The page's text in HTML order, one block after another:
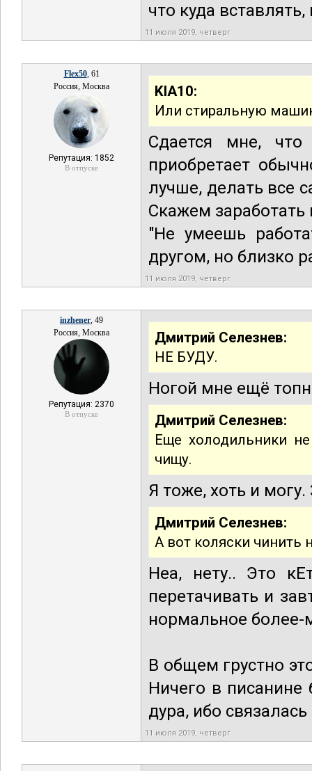
что куда
11 июля 2019, четверг
Flex50, 61
Россия, Москва
Репутация: 1852
В отпуске
KIA10:
Или стиральную
Сдается мне,
приобретает
лучше, делать все
Скажем заработать
"Не умеешь
другом, но близко
11 июля 2019, четверг
inzhener, 49
Россия, Москва
Репутация: 2370
В отпуске
Дмитрий Селезнев:
НЕ БУДУ.
Ногой мне ещё
Дмитрий Селезнев:
Еще холодильники
чищу.
Я тоже, хоть и
Дмитрий Селезнев:
А вот коляски чинить
Неа, нету.. Это
перетачивать и
нормальное более-
В общем грустно
Ничего в писанине
дура, ибо
11 июля 2019, четверг